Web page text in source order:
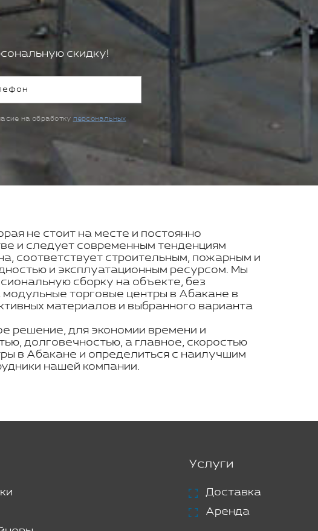
скидку!
на обработку персональных
не стоит на месте и постоянно
и следует современным тенденциям
соответствует строительным, пожарным и
и эксплуатационным ресурсом. Мы
сборку на объекте, без
торговые центры в Абакане в
материалов и выбранного варианта
решение, для экономии времени и
долговечностью, а главное, скоростью
в Абакане и определиться с наилучшим
нашей компании.
Услуги
Доставка
Аренда